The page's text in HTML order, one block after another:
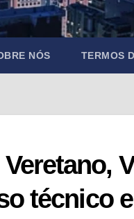
NÓS TERMOS
técnico